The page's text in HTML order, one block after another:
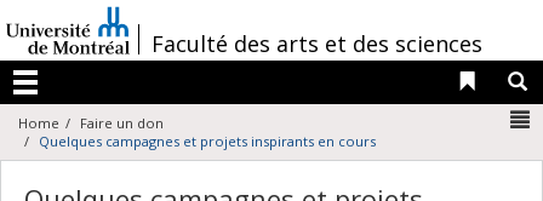
au
contenu
/Faculté des arts et des sciences
Menu
Liens
Home
Faire un don
Quelques campagnes et projets inspirants en cours